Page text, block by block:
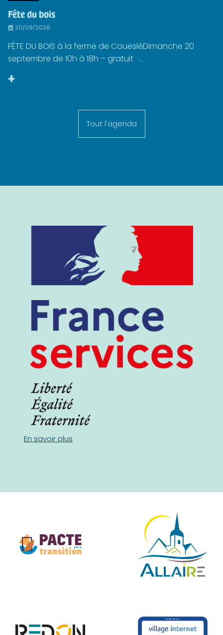
Fête du bois
20/09/2026
FÊTE DU BOIS à la ferme de CouesléDimanche 20
septembre de 10h à 18h – gratuit ·...
+
Tout l'agenda
En savoir plus